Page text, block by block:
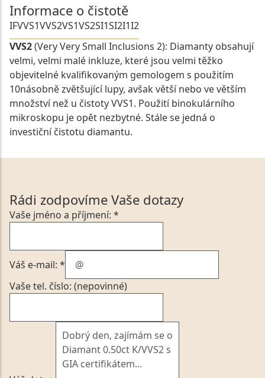
Informace o čistotě
IFVVS1VVS2VS1VS2SI1SI2I1I2
VVS2(Very Very Small Inclusions 2): Diamanty obsahují
velmi, velmi malé inkluze, které jsou velmi těžko
objevitelné kvalifikovaným gemologem s použitím
10násobně zvětšující lupy, avšak větší nebo ve větším
množství než u čistoty VVS1. Použití binokulárního
mikroskopu je opět nezbytné. Stále se jedná o
investiční čistotu diamantu.
Rádi zodpovíme Vaše dotazy
Vaše jméno a příjmení: *
Váš e-mail: *
Vaše tel. číslo: (nepovinné)